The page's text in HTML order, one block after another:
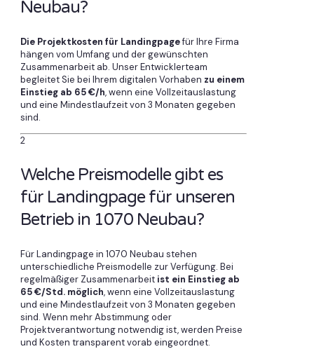
Neubau?
Die Projektkosten für Landingpagefür Ihre Firma
hängen vom Umfang und der gewünschten
Zusammenarbeit ab. Unser Entwicklerteam
begleitet Sie bei Ihrem digitalen Vorhaben zu einem
Einstieg ab 65 €/h, wenn eine Vollzeitauslastung
und eine Mindestlaufzeit von 3 Monaten gegeben
sind.
2
Welche Preismodelle gibt es
für Landingpage für unseren
Betrieb in 1070 Neubau?
Für Landingpage in 1070 Neubau stehen
unterschiedliche Preismodelle zur Verfügung. Bei
regelmäßiger Zusammenarbeit ist ein Einstieg ab
65 €/Std. möglich, wenn eine Vollzeitauslastung
und eine Mindestlaufzeit von 3 Monaten gegeben
sind. Wenn mehr Abstimmung oder
Projektverantwortung notwendig ist, werden Preise
und Kosten transparent vorab eingeordnet.